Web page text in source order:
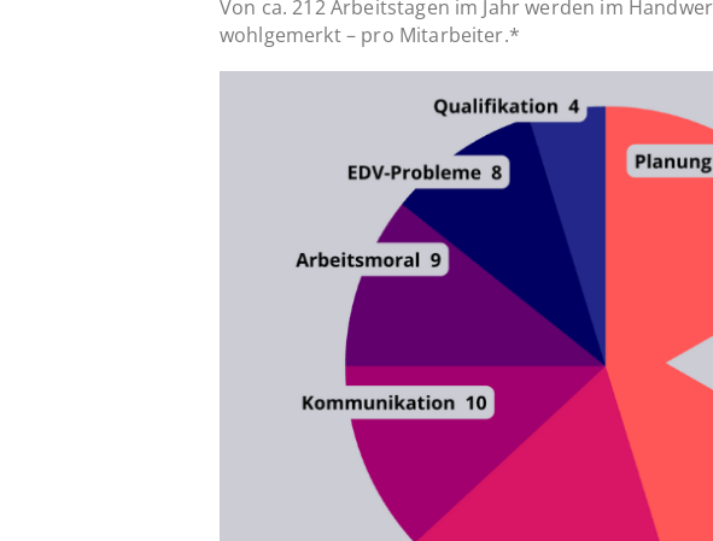
Von ca. 212 Arbeitstagen im Jahr werden im
wohlgemerkt – pro Mitarbeiter.*